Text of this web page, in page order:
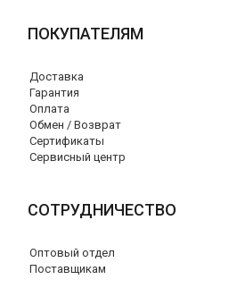
ПОКУПАТЕЛЯМ
Доставка
Гарантия
Оплата
Обмен / Возврат
Сертификаты
Сервисный центр
СОТРУДНИЧЕСТВО
Оптовый отдел
Поставщикам